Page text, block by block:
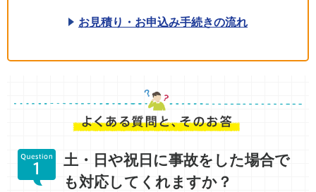
お見積り・お申込み手続きの流れ
土・日や祝日に事故をした場合で
も対応してくれますか？